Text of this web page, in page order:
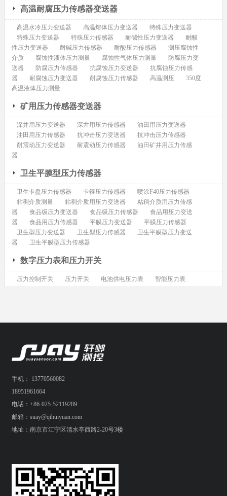
高温耐腐压力传感器变送器
高温水冷压力变送器 高温熔体压力变送器
特殊压力变送器
特殊压力变送器
特殊压力传感器 耐碱性压力变送器
耐酸
性压力变送器
耐碱压力传感器 耐酸压力传感器
测压腐蚀性
介质
腐蚀性液体压力测量 腐蚀性气体压力测量
防腐压力变
送器
防腐压力传感器 抗腐蚀压力变送器
抗腐蚀压力传感
器
耐腐蚀压力变送器 耐腐蚀压力传感器 高温测压
350度
高温液体压力测量
矿用压力传感器变送器
深井用压力变送器 深井用压力传感器
油田用压力变送器
油田用压力传感器
抗冲击压力变送器
抗冲击压力传感器
耐震动压力变送器
耐震动压力传感器
油田矿井用压力传感
器
卫生平膜型压力传感器
卫生卡盘压力传感器 卡箍压力传感器
喷涂F40压力传感器
粘稠介质测量
粘稠介质用压力变送器
粘稠介质用压力传感
器
食品级压力变送器 食品级压力传感器
食品用压力变送
器
食品用压力传感器 平膜压力变送器
平膜压力传感器
卫生型压力变送器
卫生型压力传感器
卫生平膜型压力变送
器
卫生平膜型压力传感器
数字压力表和压力开关
压力控制开关 压力开关 电池供电压力表 智能压力表
手机： 13770560082
18951961664
电话：+86-025-52119289
邮箱：suay@qihuiyuan.com
地址：南京市江宁区清水亭西路2-20号3楼